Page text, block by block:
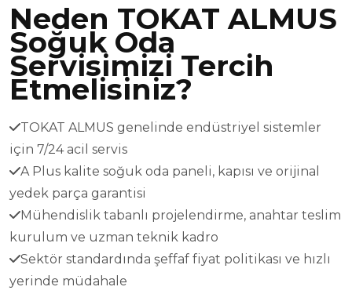
Neden TOKAT ALMUS
Soğuk Oda
Servisimizi Tercih
Etmelisiniz?
TOKAT ALMUS genelinde endüstriyel sistemler
için 7/24 acil servis
A Plus kalite soğuk oda paneli, kapısı ve orijinal
yedek parça garantisi
Mühendislik tabanlı projelendirme, anahtar teslim
kurulum ve uzman teknik kadro
Sektör standardında şeffaf fiyat politikası ve hızlı
yerinde müdahale